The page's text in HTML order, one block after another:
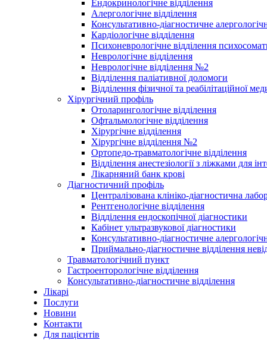
Ендокринологічне відділення
Алергологічне відділення
Консультативно-діагностичне
Кардіологічне відділення
Психоневрологічне відділення
Неврологічне відділення
Неврологічне відділення №2
Відділення паліативної доломоги
Відділення фізичної та реабілітаційної
Хірургічний профіль
Отоларингологічне відділення
Офтальмологічне відділення
Хірургічне відділення
Хірургічне відділення №2
Ортопедо-травматологічне відділення
Відділення анестезіології з ліжками для
Лікарняний банк крові
Діагностичний профіль
Централізована клініко-діагностична
Рентгенологічне відділення
Відділення ендоскопічної діагностики
Кабінет ультразвукової діагностики
Консультативно-діагностичне
Приймально-діагностичне відділення
Травматологічний пункт
Гастроенторологічне відділення
Консультативно-діагностичне відділення
Лікарі
Послуги
Новини
Контакти
Для пацієнтів